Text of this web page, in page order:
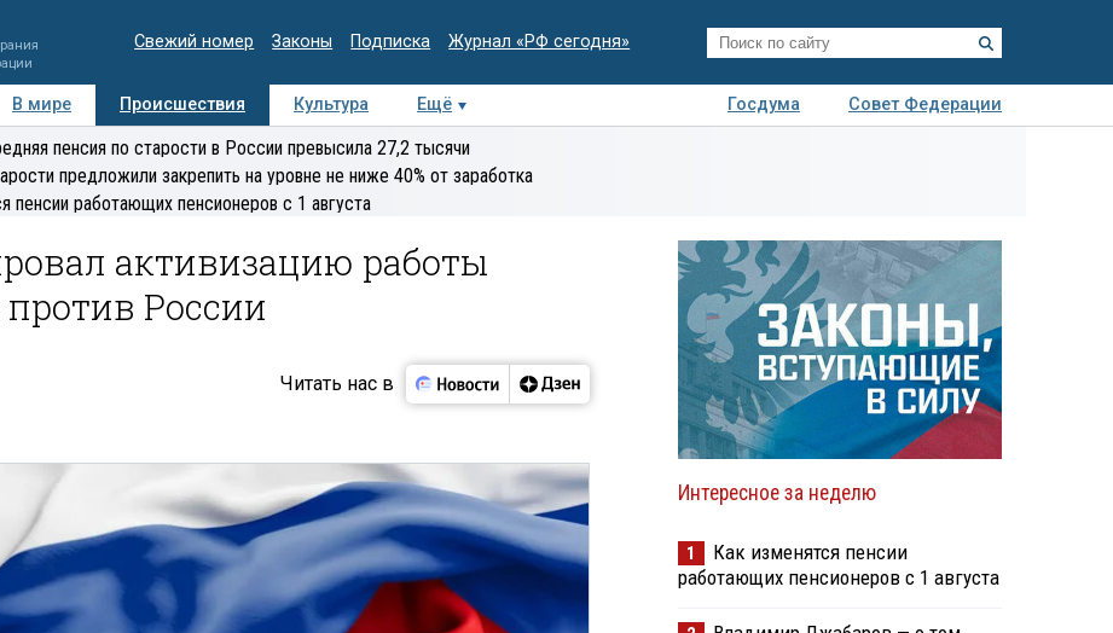
Свежий номер Законы Подписка Журнал «РФ сегодня»
В мире Происшествия Культура Ещё Госдума
Совет Федерации
Медиацентр Интервью Колумнисты
пенсия по старости в России превысила 27,2 тысячи
предложили закрепить на уровне не ниже 40% от заработка
пенсии работающих пенсионеров с 1 августа
активизацию работы
России
Читать нас в
Интересное за неделю
1
Как изменятся пенсии
работающих пенсионеров с 1 августа